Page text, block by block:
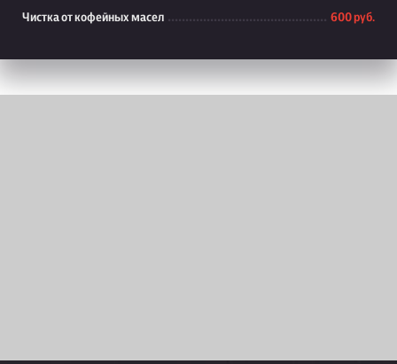
Чистка от кофейных масел 600 руб.